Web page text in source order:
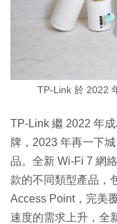
TP-Link 於 2022
TP-Link 繼 2022 年
牌，2023 年再一下
品。全新 Wi-Fi 7 網
款的不同類型產品，
Access Point，完美
速度的需求上升，全